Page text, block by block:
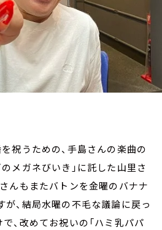
祝うための、手島さんの楽曲の
メガネびいき」に託した山里さ
んもまたバトンを金曜のバナナ
、結局水曜の不毛な議論に戻っ
、改めてお祝いの「ハミ乳パパ